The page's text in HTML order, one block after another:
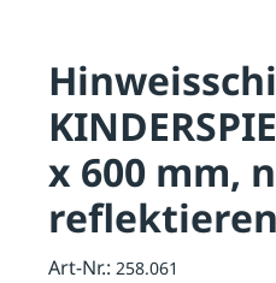
x 600 mm,
Art-Nr.: 258.061